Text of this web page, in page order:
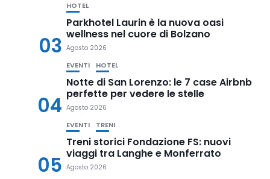
03
HOTEL
Parkhotel Laurin è la nuova oasi
wellness nel cuore di Bolzano
Agosto 2026
04
EVENTI HOTEL
Notte di San Lorenzo: le 7 case Airbnb
perfette per vedere le stelle
Agosto 2026
05
EVENTI TRENI
Treni storici Fondazione FS: nuovi
viaggi tra Langhe e Monferrato
Agosto 2026